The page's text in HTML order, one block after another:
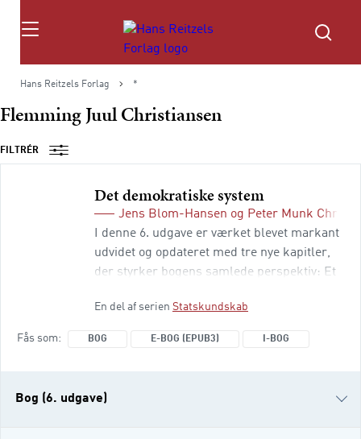
Søg
Hans Reitzels Forlag *
Flemming Juul Christiansen
FILTRÉR
Det demokratiske system
Jens Blom-Hansen og Peter Munk
I denne 6. udgave er værket blevet markant
udvidet og opdateret med tre nye kapitler,
der styrker bogens samlede perspektiv: Et
demokrati i historisk og international
internationale system. Samtidig er alle
En del af serien Statskundskab
Fås som BOG E-BOG (EPUB3) I-BOG
Bog (6. udgave)